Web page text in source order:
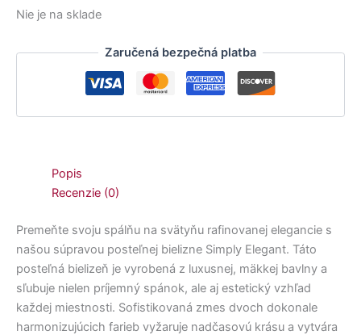
Nie je na sklade
Zaručená bezpečná platba
Popis
Recenzie (0)
Premeňte svoju spálňu na svätyňu rafinovanej elegancie s
našou súpravou posteľnej bielizne Simply Elegant. Táto
posteľná bielizeň je vyrobená z luxusnej, mäkkej bavlny a
sľubuje nielen príjemný spánok, ale aj estetický vzhľad
každej miestnosti. Sofistikovaná zmes dvoch dokonale
harmonizujúcich farieb vyžaruje nadčasovú krásu a vytvára